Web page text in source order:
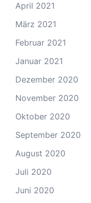
April 2021
März 2021
Februar 2021
Januar 2021
Dezember 2020
November 2020
Oktober 2020
September 2020
August 2020
Juli 2020
Juni 2020